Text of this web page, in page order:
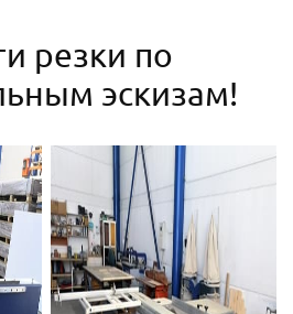
резки по
эскизам!